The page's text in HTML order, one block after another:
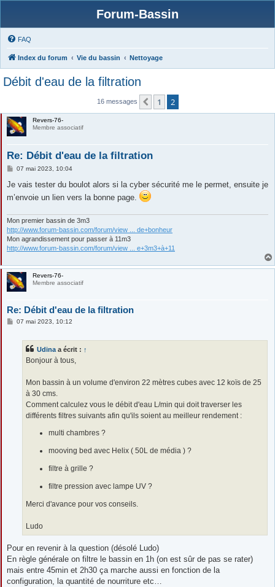
Forum-Bassin
FAQ
Index du forum Vie du bassin Nettoyage
Débit d'eau de la filtration
16 messages Précédente
1 2
Revers-76-
Membre associatif
Re: Débit d'eau de la filtration
M
s
a
07 mai 2023, 10:04
Je vais tester du boulot alors si la cyber sécurité me le permet, ensuite je
m’envoie un lien vers la bonne page.
Mon premier bassin de 3m3
http://www.forum-bassin.com/forum/view ... de+bonheur
Mon agrandissement pour passer à 11m3
http://www.forum-bassin.com/forum/view ... e+3m3+à+11
Revers-76-
Membre associatif
Re: Débit d'eau de la filtration
M07 mai 2023, 10:12
Udina a écrit : ↑
Bonjour à tous,
Mon bassin à un volume d'environ 22 mètres cubes avec 12 koïs de 25
à 30 cms.
Comment calculez vous le débit d'eau L/min qui doit traverser les
différents filtres suivants afin qu'ils soient au meilleur rendement :
multi chambres ?
mooving bed avec Helix ( 50L de média ) ?
filtre à grille ?
filtre pression avec lampe UV ?
Merci d'avance pour vos conseils.
Ludo
Pour en revenir à la question (désolé Ludo)
En règle générale on filtre le bassin en 1h (on est sûr de pas se rater)
mais entre 45min et 2h30 ça marche aussi en fonction de la
configuration, la quantité de nourriture etc…